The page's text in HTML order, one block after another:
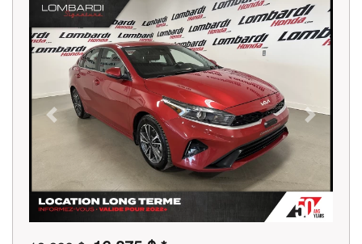
Previous Next